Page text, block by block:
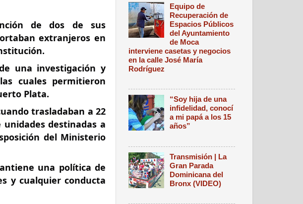
de dos de sus
extranjeros en
una investigación y
cuales permitieron
Plata.
trasladaban a 22
destinadas a
del Ministerio
una política de
y cualquier conducta
Equipo de
Recuperación de
Espacios Públicos
del Ayuntamiento
de Moca
interviene casetas y negocios
en la calle José María
Rodríguez
“Soy hija de una
infidelidad, conocí
a mi papá a los 15
años”
Transmisión | La
Gran Parada
Dominicana del
Bronx (VIDEO)